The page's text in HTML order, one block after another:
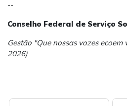
--
Conselho Federal de Serviço
Gestão "Que nossas vozes
2026)